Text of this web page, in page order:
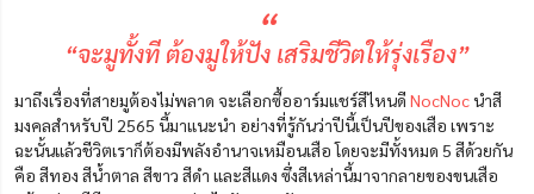
“
“จะมูทั้งที ต้องมูให้ปัง เสริมชีวิตให้รุ่งเรือง”
มาถึงเรื่องที่สายมูต้องไม่พลาด จะเลือกซื้ออาร์มแชร์สีไหนดี NocNocนำสี
มงคลสำหรับปี 2565 นี้มาแนะนำ อย่างที่รู้กันว่าปีนี้เป็นปีของเสือ เพราะ
ฉะนั้นแล้วชีวิตเราก็ต้องมีพลังอำนาจเหมือนเสือ โดยจะมีทั้งหมด 5 สีด้วยกัน
คือ สีทอง สีน้ำตาล สีขาว สีดำ และสีแดง ซึ่งสีเหล่านี้มาจากลายของขนเสือ